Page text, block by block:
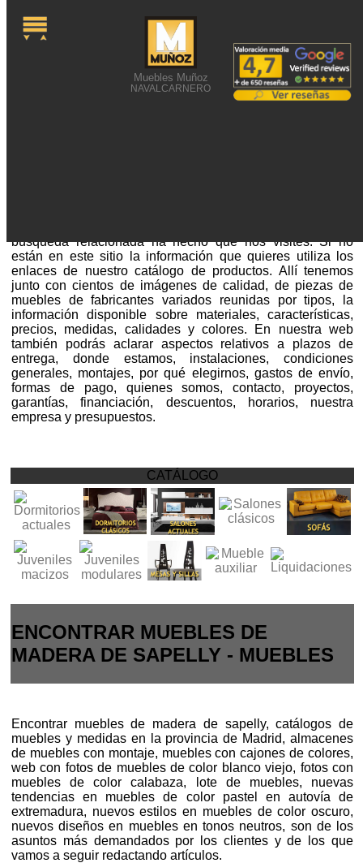
Muebles Muñoz
NAVALCARNERO
búsqueda relacionada ha hecho que nos visites. Si no
están en este sitio la información que quieres utiliza los
enlaces de nuestro catálogo de productos. Allí tenemos
junto con cientos de imágenes de calidad, de piezas de
muebles de fabricantes variados reunidas por tipos, la
información disponible sobre materiales, características,
precios, medidas, calidades y colores. En nuestra web
también podrás aclarar aspectos relativos a plazos de
entrega, donde estamos, instalaciones, condiciones
generales, montajes, por qué elegirnos, gastos de envío,
formas de pago, quienes somos, contacto, proyectos,
garantías, financiación, descuentos, horarios, nuestra
empresa y presupuestos.
CATÁLOGO
ENCONTRAR MUEBLES DE
MADERA DE SAPELLY - MUEBLES
Encontrar muebles de madera de sapelly, catálogos de
muebles y medidas en la provincia de Madrid, almacenes
de muebles con montaje, muebles con cajones de colores,
web con fotos de muebles de color blanco viejo, fotos con
muebles de color calabaza, lote de muebles, nuevas
tendencias en muebles de color pastel en autovía de
extremadura, nuevos estilos en muebles de color oscuro,
nuevos diseños en muebles en tonos neutros, son de los
asuntos más demandados por los clientes y de los que
vamos a seguir redactando artículos.